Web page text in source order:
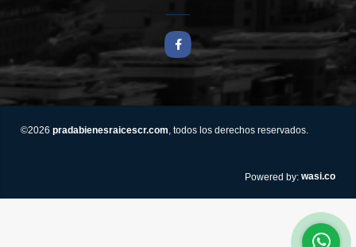
Facebook
©2026 pradabienesraicescr.com, todos los derechos reservados.
Powered by: wasi.co